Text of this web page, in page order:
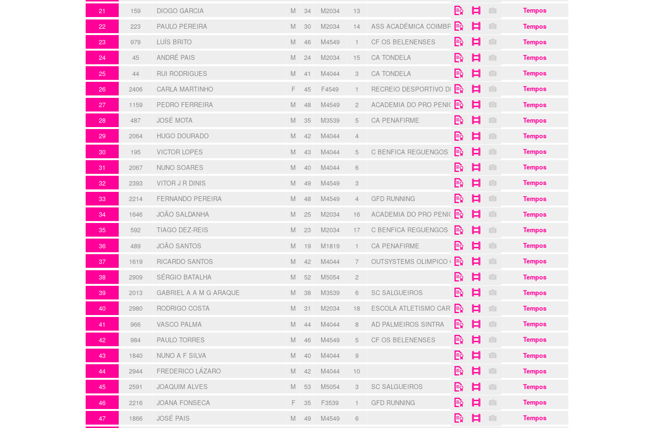
21 159 DIOGO GARCIA M 34 M2034 13 Tempos
22 223 PAULO PEREIRA M 30 M2034 14 ASS ACADÉMICA COIMBRA Tempos
23 979 LUÍS BRITO M 46 M4549 1 CF OS BELENENSES Tempos
24 45 ANDRÉ PAIS M 24 M2034 15 CA TONDELA Tempos
25 44 RUI RODRIGUES M 41 M4044 3 CA TONDELA Tempos
26 2406 CARLA MARTINHO F 45 F4549 1 RECREIO DESPORTIVO DE ÁGUEDA Tempos
27 1159 PEDRO FERREIRA M 48 M4549 2 ACADEMIA DO PRO PENICHE Tempos
28 487 JOSÉ MOTA M 35 M3539 5 CA PENAFIRME Tempos
29 2064 HUGO DOURADO M 42 M4044 4 Tempos
30 195 VICTOR LOPES M 43 M4044 5 C BENFICA REGUENGOS MONSARAZ Tempos
31 2067 NUNO SOARES M 40 M4044 6 Tempos
32 2393 VITOR J R DINIS M 49 M4549 3 Tempos
33 2214 FERNANDO PEREIRA M 48 M4549 4 GFD RUNNING Tempos
34 1646 JOÃO SALDANHA M 25 M2034 16 ACADEMIA DO PRO PENICHE Tempos
35 592 TIAGO DEZ-REIS M 23 M2034 17 C BENFICA REGUENGOS MONSARAZ Tempos
36 489 JOÃO SANTOS M 19 M1819 1 CA PENAFIRME Tempos
37 1619 RICARDO SANTOS M 42 M4044 7 OUTSYSTEMS OLIMPICO OEIRAS Tempos
38 2909 SÉRGIO BATALHA M 52 M5054 2 Tempos
39 2013 GABRIEL A A M G ARAQUE M 38 M3539 6 SC SALGUEIROS Tempos
40 2980 RODRIGO COSTA M 31 M2034 18 ESCOLA ATLETISMO CARTAXO Tempos
41 966 VASCO PALMA M 44 M4044 8 AD PALMEIROS SINTRA Tempos
42 984 PAULO TORRES M 46 M4549 5 CF OS BELENENSES Tempos
43 1840 NUNO A F SILVA M 40 M4044 9 Tempos
44 2944 FREDERICO LÁZARO M 42 M4044 10 Tempos
45 2591 JOAQUIM ALVES M 53 M5054 3 SC SALGUEIROS Tempos
46 2216 JOANA FONSECA F 35 F3539 1 GFD RUNNING Tempos
47 1866 JOSÉ PAIS M 49 M4549 6 Tempos